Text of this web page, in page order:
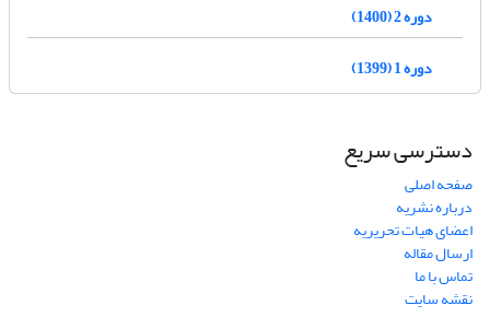
دوره 2 (1400)
دوره 1 (1399)
دسترسی سریع
صفحه اصلی
درباره نشریه
اعضای هیات تحریریه
ارسال مقاله
تماس با ما
نقشه سایت